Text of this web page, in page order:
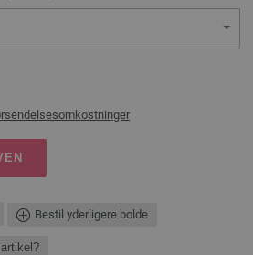
Bestil yderligere bolde